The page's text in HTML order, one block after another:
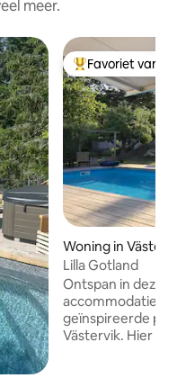
meer.
Topfavoriet van
Favoriet van
Woning in
Lilla Gotland
Ontspan in deze
accommodatie.
geïnspireerde
Västervik. Hier